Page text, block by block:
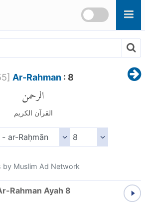
] Ar-Rahman : 8
الرحمن
القرآن الكريم
by Muslim Ad Network
Rahman Ayah 8